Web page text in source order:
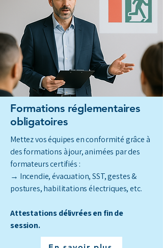
Formations réglementaires
obligatoires
Mettez vos équipes en conformité grâce à
des formations à jour, animées par des
formateurs certifiés :
→ Incendie, évacuation, SST, gestes &
postures, habilitations électriques, etc.
Attestations délivrées en fin de
session.